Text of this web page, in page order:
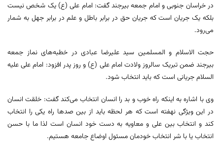
در خراسان جنوبی و امام جمعه بیرجند گفت: امام علی (ع) یک شخص نیست
بلکه یک جریان است که جریان حق در برابر باطل و علم در برابر جهل به شمار
می‌رود.
حجت الاسلام و المسلمین سید علیرضا عبادی در خطبه‌های نماز جمعه
بیرجند ضمن تبریک سالروز ولادت امام علی (ع) و روز پدر افزود: امام علی علیه
السلام جریانی است که باید انتخاب شود.
وی با اشاره به اینکه راه خوب و بد را انسان انتخاب می‌کند گفت: خلقت انسان
در این ویژگی نهفته است که هر لحظه باید از بین صدها راه یکی را انتخاب
کند و انتخاب بین علی و معاویه به دست خود انسان است لذا ما با حسن
انتخاب یا با شر انتخاب خودمان مسئول اوضاع جامعه هستیم.